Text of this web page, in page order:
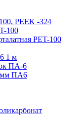
PEEK -324
100
PET-100
1 м
ПА-6
мм ПА6